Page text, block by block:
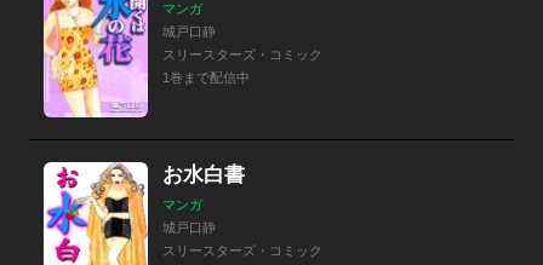
マンガ
城戸口静
スリースターズ・コミック
1巻まで配信中
お水白書
マンガ
城戸口静
スリースターズ・コミック